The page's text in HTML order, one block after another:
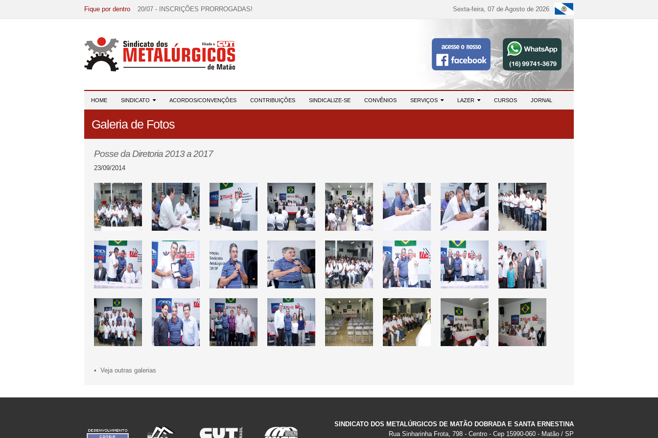
Fique por dentro 20/07 - INSCRIÇÕES PRORROGADAS!
07/07 - Increva-se! Link na descrição!
03/08 - DATA-BASE 2026: HORA DE UNIÃO E MOBILIZAÇÃO!
Sexta-feira, 07 de Agosto de 2026
HOME SINDICATO ACORDOS/CONVENÇÕES CONTRIBUIÇÕES SINDICALIZE-SE CONVÊNIOS SERVIÇOS LAZER CURSOS JORNAL
Galeria de Fotos
Posse da Diretoria 2013 a 2017
23/09/2014
• Veja outras galerias
SINDICATO DOS METALÚRGICOS DE MATÃO DOBRADA E SANTA ERNESTINA
Rua Sinharinha Frota, 798 - Centro - Cep 15990-060 - Matão / SP